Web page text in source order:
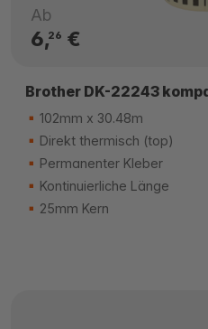
Ab
6,26 €
Brother DK-22243
102mm x 30.48m
Direkt thermisch (top)
Permanenter Kleber
Kontinuierliche Länge
25mm Kern